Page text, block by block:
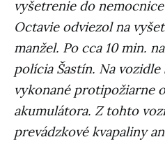
vyšetrenie do
Octavie odviezol na
manžel. Po cca 10 min.
polícia Šastín. Na
vykonané protipožiarne
akumulátora. Z tohto
prevádzkové kvapaliny